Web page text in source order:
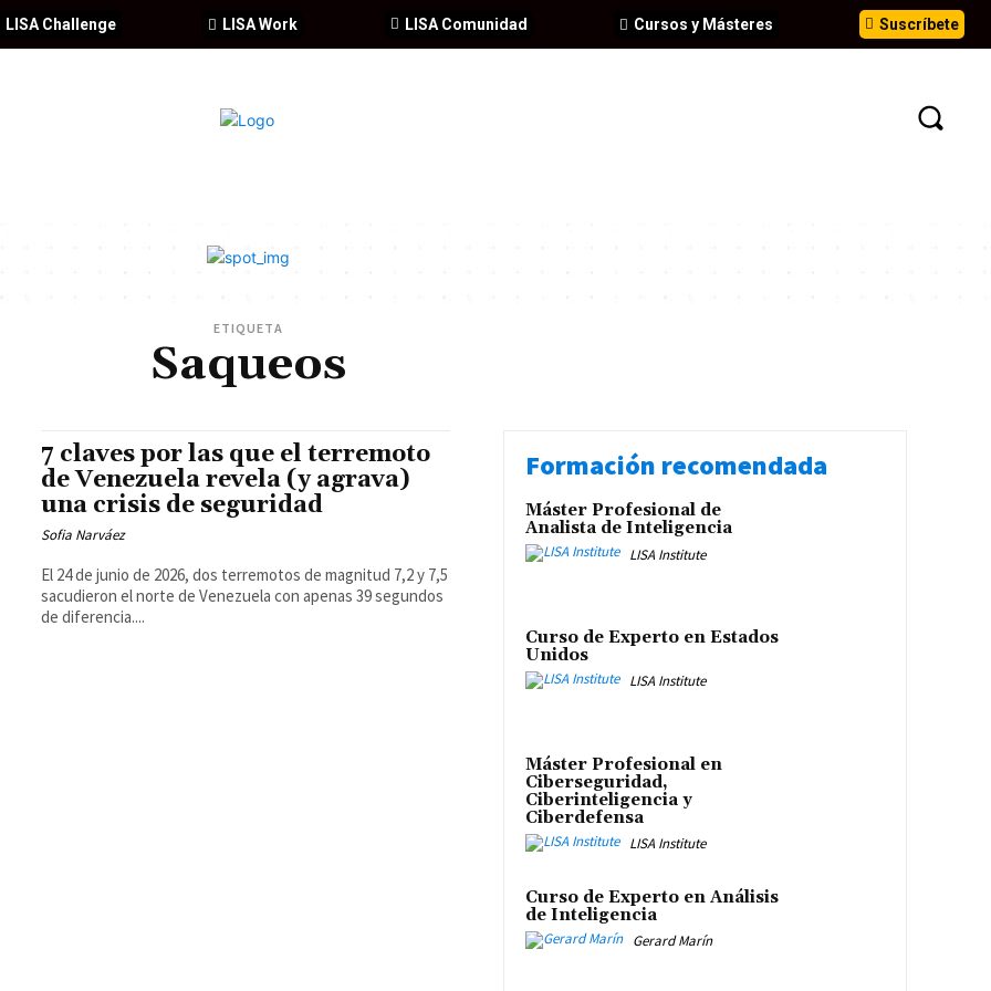
Suscríbete
Cursos y Másteres
LISA Comunidad
LISA Work
LISA Challenge
ETIQUETA
Saqueos
7 claves por las que el terremoto
de Venezuela revela (y agrava)
una crisis de seguridad
Sofia Narváez
El 24 de junio de 2026, dos terremotos de magnitud 7,2 y 7,5
sacudieron el norte de Venezuela con apenas 39 segundos
de diferencia....
Formación recomendada
Máster Profesional de
Analista de Inteligencia
LISA Institute
Curso de Experto en Estados
Unidos
LISA Institute
Máster Profesional en
Ciberseguridad,
Ciberinteligencia y
Ciberdefensa
LISA Institute
Curso de Experto en Análisis
de Inteligencia
Gerard Marín